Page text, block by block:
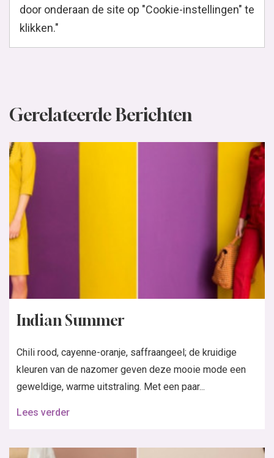
door onderaan de site op "Cookie-instellingen" te
klikken."
Gerelateerde Berichten
Indian Summer
Chili rood, cayenne-oranje, saffraangeel; de kruidige
kleuren van de nazomer geven deze mooie mode een
geweldige, warme uitstraling. Met een paar...
Lees verder